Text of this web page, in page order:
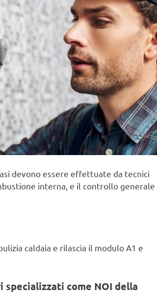
devono essere effettuate da tecnici
interna, e il controllo generale
caldaia e rilascia il modulo A1 e
come NOI della